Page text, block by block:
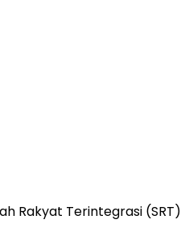
Rakyat Terintegrasi